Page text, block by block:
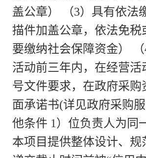
盖公章） （3）具有依法
描件加盖公章，依法免
要缴纳社会保障资金）
活动前三年内，在经营
号文件要求，在政府采
面承诺书(详见政府采购
他条件 1）位负责人为同
本项目提供整体设计、